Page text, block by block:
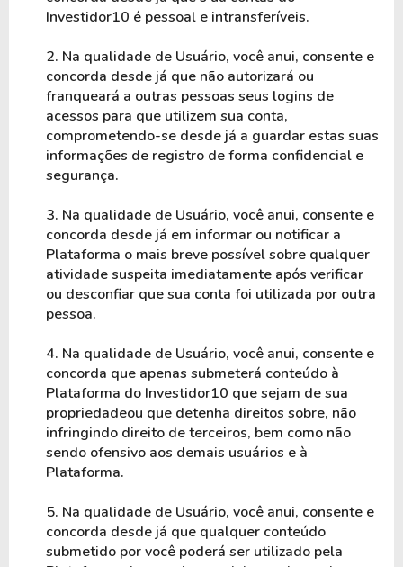
Investidor10 é pessoal e intransferíveis.
2. Na qualidade de Usuário, você anui, consente e
concorda desde já que não autorizará ou
franqueará a outras pessoas seus logins de
acessos para que utilizem sua conta,
comprometendo-se desde já a guardar estas suas
informações de registro de forma confidencial e
segurança.
3. Na qualidade de Usuário, você anui, consente e
concorda desde já em informar ou notificar a
Plataforma o mais breve possível sobre qualquer
atividade suspeita imediatamente após verificar
ou desconfiar que sua conta foi utilizada por outra
pessoa.
4. Na qualidade de Usuário, você anui, consente e
concorda que apenas submeterá conteúdo à
Plataforma do Investidor10 que sejam de sua
propriedadeou que detenha direitos sobre, não
infringindo direito de terceiros, bem como não
sendo ofensivo aos demais usuários e à
Plataforma.
5. Na qualidade de Usuário, você anui, consente e
concorda desde já que qualquer conteúdo
submetido por você poderá ser utilizado pela